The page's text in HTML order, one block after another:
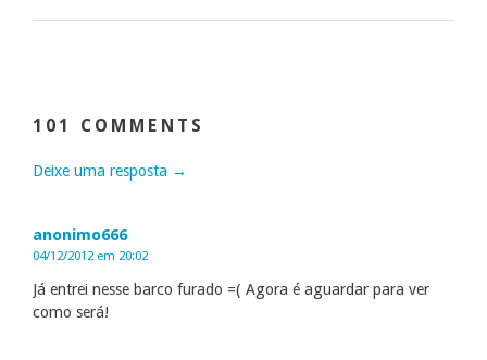
101 COMMENTS
Deixe uma resposta →
anonimo666
04/12/2012 em 20:02
Já entrei nesse barco furado =( Agora é aguardar para ver
como será!